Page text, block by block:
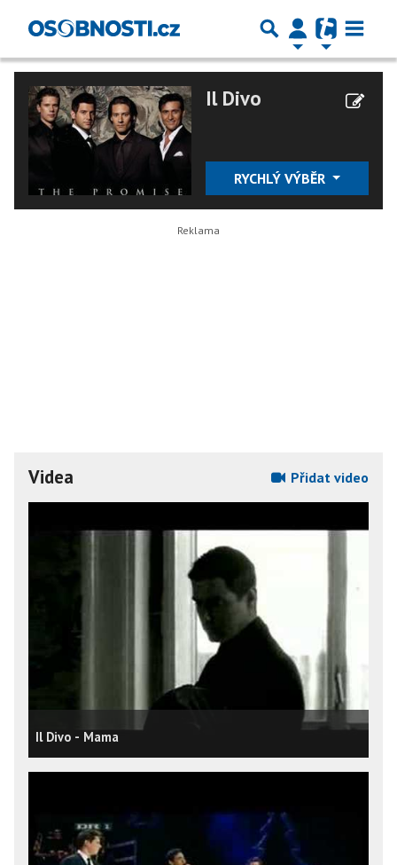
Il Divo
RYCHLÝ VÝBĚR
Videa Přidat video
Il Divo - Mama